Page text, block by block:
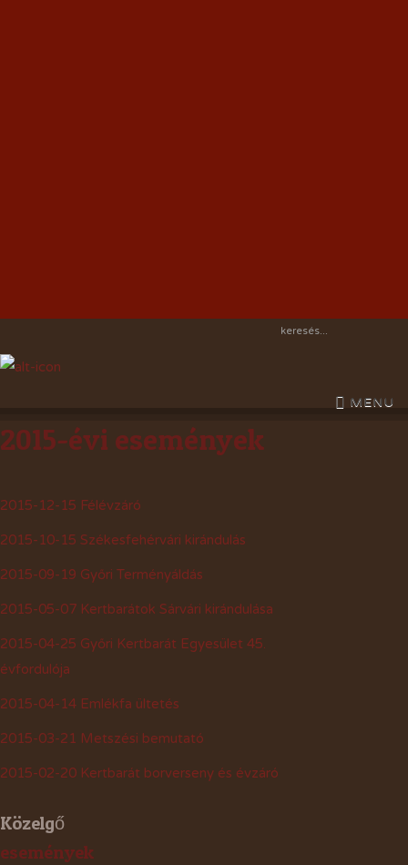
2015-évi események
2015-12-15 Félévzáró
2015-10-15 Székesfehérvári kirándulás
2015-09-19 Győri Terményáldás
2015-05-07 Kertbarátok Sárvári kirándulása
2015-04-25 Győri Kertbarát Egyesület 45.
évfordulója
2015-04-14 Emlékfa ültetés
2015-03-21 Metszési bemutató
2015-02-20 Kertbarát borverseny és évzáró
Közelgő
események